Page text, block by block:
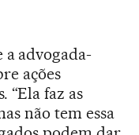
a advogada-
ações
“Ela faz as
não tem essa